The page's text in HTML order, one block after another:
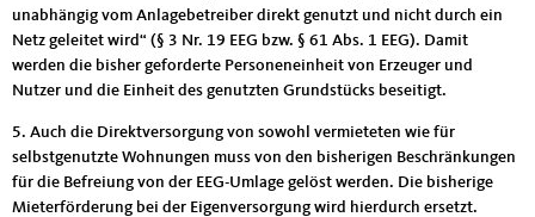
unabhängig vom Anlagebetreiber direkt genutzt und nicht durch ein
Netz geleitet wird“ (§ 3 Nr. 19 EEG bzw. § 61 Abs. 1 EEG). Damit
werden die bisher geforderte Personeneinheit von Erzeuger und
Nutzer und die Einheit des genutzten Grundstücks beseitigt.
5. Auch die Direktversorgung von sowohl vermieteten wie für
selbstgenutzte Wohnungen muss von den bisherigen Beschränkungen
für die Befreiung von der EEG-Umlage gelöst werden. Die bisherige
Mieterförderung bei der Eigenversorgung wird hierdurch ersetzt.